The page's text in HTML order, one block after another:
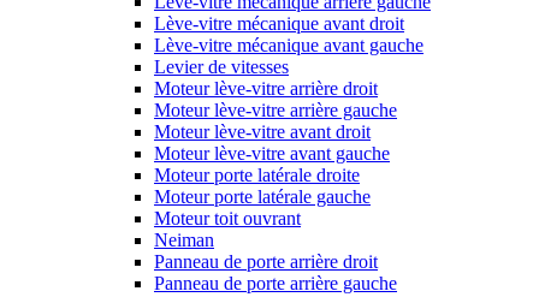
Lève-vitre mécanique avant droit
Lève-vitre mécanique avant gauche
Levier de vitesses
Moteur lève-vitre arrière droit
Moteur lève-vitre arrière gauche
Moteur lève-vitre avant droit
Moteur lève-vitre avant gauche
Moteur porte latérale droite
Moteur porte latérale gauche
Moteur toit ouvrant
Neiman
Panneau de porte arrière droit
Panneau de porte arrière gauche